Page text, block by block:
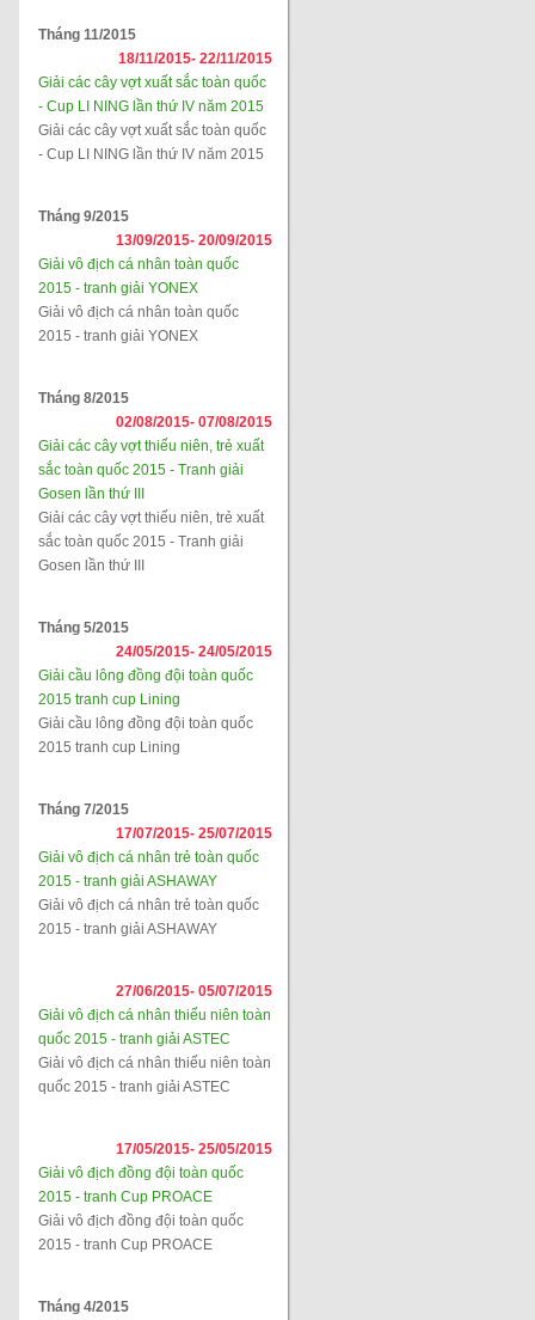
Tháng 11/2015
18/11/2015- 22/11/2015
Giải các cây vợt xuất sắc toàn quốc
- Cup LI NING lần thứ IV năm 2015
Giải các cây vợt xuất sắc toàn quốc
- Cup LI NING lần thứ IV năm 2015
Tháng 9/2015
13/09/2015- 20/09/2015
Giải vô địch cá nhân toàn quốc
2015 - tranh giải YONEX
Giải vô địch cá nhân toàn quốc
2015 - tranh giải YONEX
Tháng 8/2015
02/08/2015- 07/08/2015
Giải các cây vợt thiếu niên, trẻ xuất
sắc toàn quốc 2015 - Tranh giải
Gosen lần thứ III
Giải các cây vợt thiếu niên, trẻ xuất
sắc toàn quốc 2015 - Tranh giải
Gosen lần thứ III
Tháng 5/2015
24/05/2015- 24/05/2015
Giải cầu lông đồng đội toàn quốc
2015 tranh cup Lining
Giải cầu lông đồng đội toàn quốc
2015 tranh cup Lining
Tháng 7/2015
17/07/2015- 25/07/2015
Giải vô địch cá nhân trẻ toàn quốc
2015 - tranh giải ASHAWAY
Giải vô địch cá nhân trẻ toàn quốc
2015 - tranh giải ASHAWAY
27/06/2015- 05/07/2015
Giải vô địch cá nhân thiếu niên toàn
quốc 2015 - tranh giải ASTEC
Giải vô địch cá nhân thiếu niên toàn
quốc 2015 - tranh giải ASTEC
17/05/2015- 25/05/2015
Giải vô địch đồng đội toàn quốc
2015 - tranh Cup PROACE
Giải vô địch đồng đội toàn quốc
2015 - tranh Cup PROACE
Tháng 4/2015